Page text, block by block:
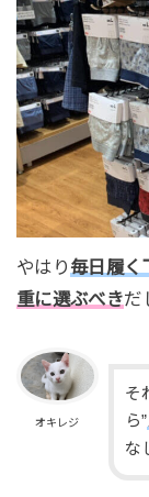
やはり 毎日履く
重に選ぶべきだ
オキレジ
そ
ら”
な